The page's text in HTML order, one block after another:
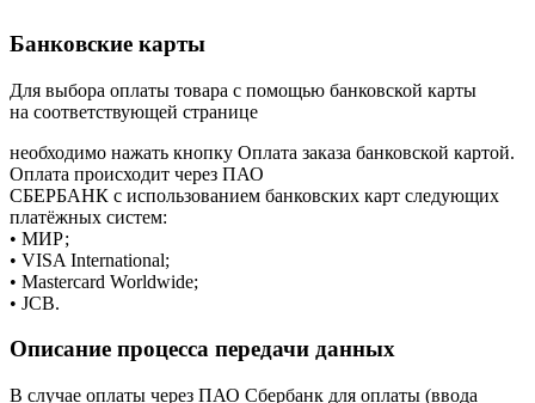
Банковские карты
Для выбора оплаты товара с помощью банковской карты
на соответствующей странице
необходимо нажать кнопку Оплата заказа банковской картой.
Оплата происходит через ПАО
СБЕРБАНК с использованием банковских карт следующих
платёжных систем:
• МИР;
• VISA International;
• Mastercard Worldwide;
• JCB.
Описание процесса передачи данных
В случае оплаты через ПАО Сбербанк для оплаты (ввода